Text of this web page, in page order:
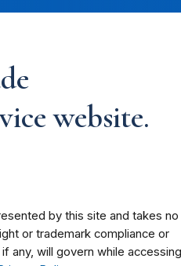
website.
by this site and takes no
or trademark compliance or
any, will govern while accessing